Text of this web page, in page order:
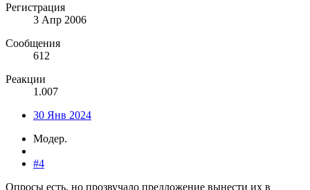
Регистрация
3 Апр 2006
Сообщения
612
Реакции
1.007
30 Янв 2024
Модер.
#4
Опросы есть, но прозвучало предложение вынести их в